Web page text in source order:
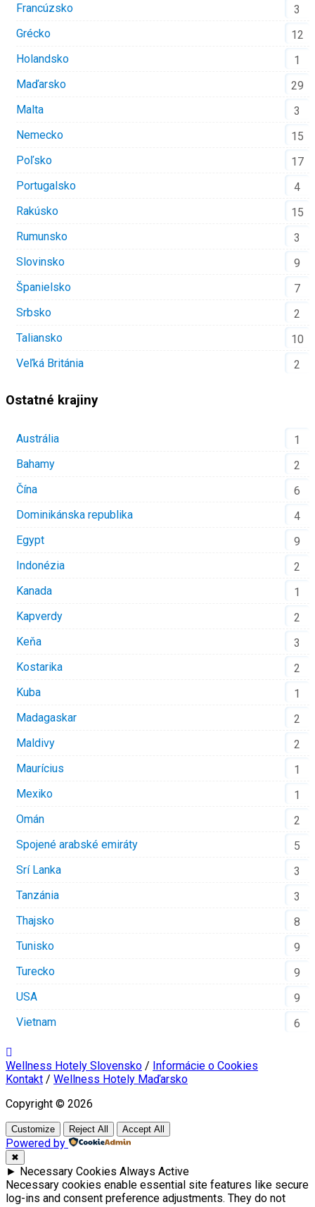
Francúzsko
3
Grécko
12
Holandsko
1
Maďarsko
29
Malta
3
Nemecko
15
Poľsko
17
Portugalsko
4
Rakúsko
15
Rumunsko
3
Slovinsko
9
Španielsko
7
Srbsko
2
Taliansko
10
Veľká Británia
2
Ostatné krajiny
Austrália
1
Bahamy
2
Čína
6
Dominikánska republika
4
Egypt
9
Indonézia
2
Kanada
1
Kapverdy
2
Keňa
3
Kostarika
2
Kuba
1
Madagaskar
2
Maldivy
2
Maurícius
1
Mexiko
1
Omán
2
Spojené arabské emiráty
5
Srí Lanka
3
Tanzánia
3
Thajsko
8
Tunisko
9
Turecko
9
USA
9
Vietnam
6
Wellness Hotely Slovensko / Informácie o Cookies
Kontakt / Wellness Hotely Maďarsko
Copyright © 2026
Customize Reject All Accept All
Powered by
✖
► Necessary Cookies Always Active
Necessary cookies enable essential site features like secure
log-ins and consent preference adjustments. They do not